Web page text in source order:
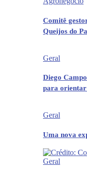
Comitê
Queijos do
Geral
Diego
para
Geral
Uma nova
Geral